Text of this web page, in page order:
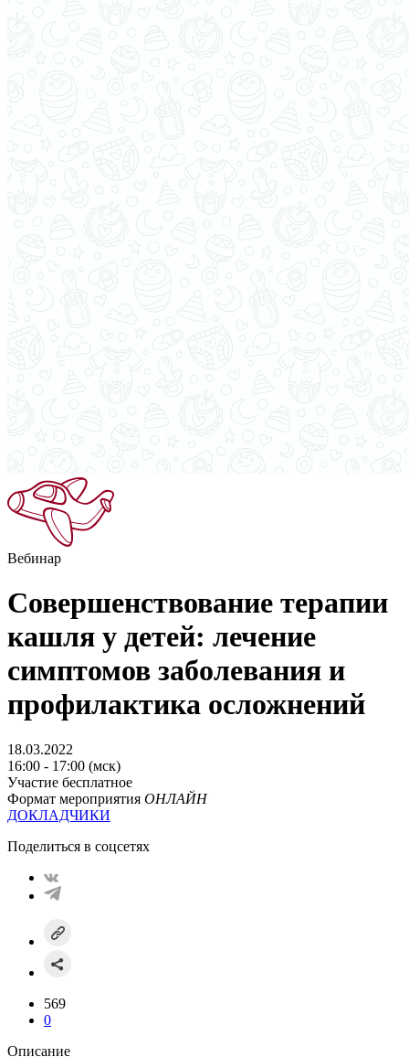
Вебинар
Совершенствование терапии
кашля у детей: лечение
симптомов заболевания и
профилактика осложнений
18.03.2022
16:00 - 17:00 (мск)
Участие бесплатное
Формат мероприятия ОНЛАЙН
ДОКЛАДЧИКИ
Поделиться в соцсетях
569
0
Описание